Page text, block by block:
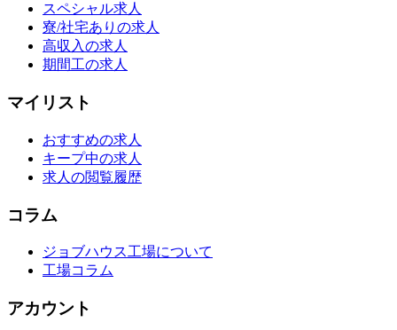
スペシャル求人
寮/社宅ありの求人
高収入の求人
期間工の求人
マイリスト
おすすめの求人
キープ中の求人
求人の閲覧履歴
コラム
ジョブハウス工場について
工場コラム
アカウント